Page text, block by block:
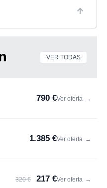
VER TODAS
790 €Ver oferta →
1.385 €Ver oferta →
320 € 217 €Ver oferta →